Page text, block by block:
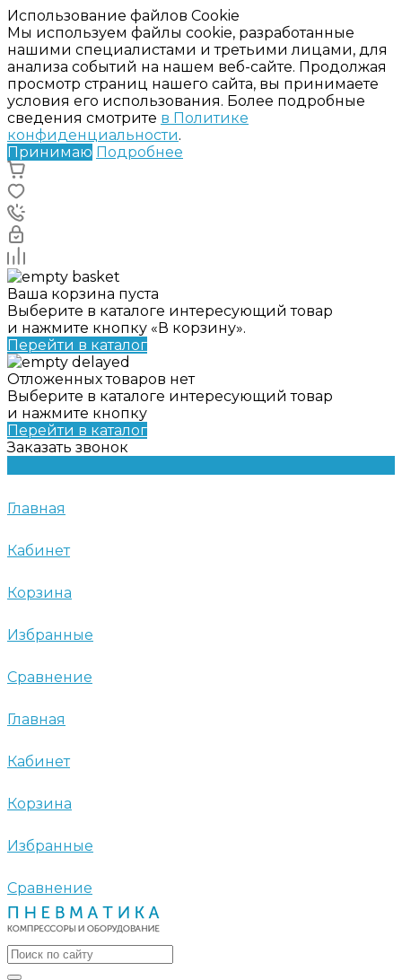
Использование файлов Cookie
Мы используем файлы cookie, разработанные
нашими специалистами и третьими лицами, для
анализа событий на нашем веб-сайте. Продолжая
просмотр страниц нашего сайта, вы принимаете
условия его использования. Более подробные
сведения смотрите в Политике
конфиденциальности.
Принимаю Подробнее
Ваша корзина пуста
Выберите в каталоге интересующий товар
и нажмите кнопку «В корзину».
Перейти в каталог
Отложенных товаров нет
Выберите в каталоге интересующий товар
и нажмите кнопку
Перейти в каталог
Заказать звонок
Главная
Кабинет
Корзина
Избранные
Сравнение
Главная
Кабинет
Корзина
Избранные
Сравнение